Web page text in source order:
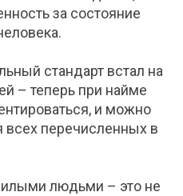
за состояние
стандарт встал на
– теперь при найме
и можно
всех перечисленных в
людьми – это не